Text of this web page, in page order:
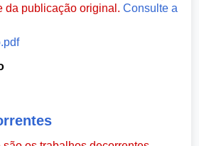
da publicação original.Consulte a